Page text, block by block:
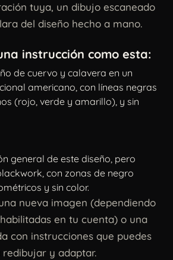
tuya, un dibujo escaneado
del diseño hecho a mano.
instrucción como esta:
de cuervo y calavera en un
americano, con líneas negras
(rojo, verde y amarillo), y sin
general de este diseño, pero
con zonas de negro
y sin color.
nueva imagen (dependiendo
en tu cuenta) o una
con instrucciones que puedes
y adaptar.